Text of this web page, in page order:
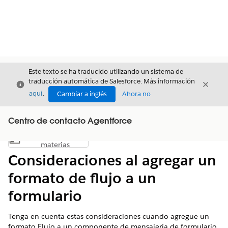
Cerrar
Este texto se ha traducido utilizando un sistema de
traducción automática de Salesforce. Más información
aquí. Cambiar a inglés Ahora no
Cerrar
Centro de contacto Agentforce
Mostrar índice de materias
materias
Consideraciones al agregar un
formato de flujo a un
formulario
Tenga en cuenta estas consideraciones cuando agregue un